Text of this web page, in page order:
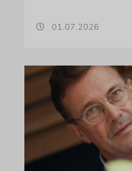
01.07.2026